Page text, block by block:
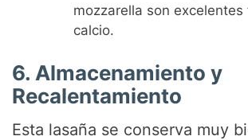
mozzarella son
calcio.
6. Almacenamiento y
Recalentamiento
Esta lasaña se conserva muy